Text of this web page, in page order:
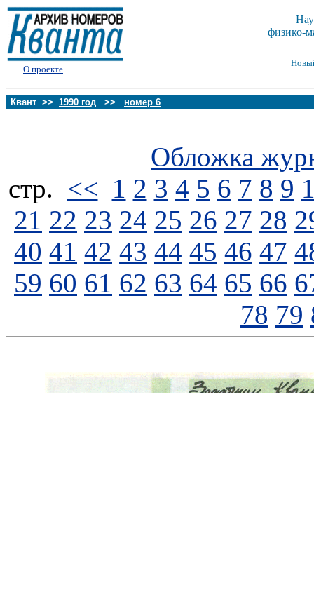
О проекте
физико-
Квант >> 1990 год >> номер 6
Обложка
стp. << 1 2 3 4 5 6 7 8 9
21 22 23 24 25 26 27 28
40 41 42 43 44 45 46 47
59 60 61 62 63 64 65 66
78 79